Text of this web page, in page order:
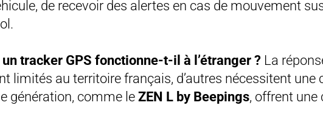
de recevoir des alertes en cas de mouvement
un tracker GPS fonctionne-t-il à l’étranger ? La
limités au territoire français, d’autres nécessitent une
génération, comme le ZEN L by Beepings, offrent une